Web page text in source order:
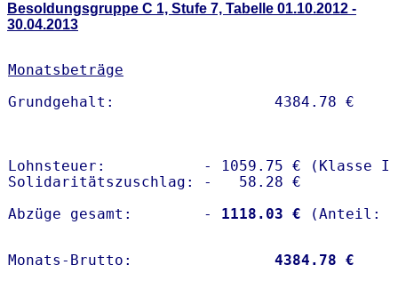
Besoldungsgruppe C 1, Stufe 7, Tabelle 01.10.2012 -
30.04.2013
Monatsbeträge
Lohnsteuer:           - 1059.75 € (Klasse I)
Solidaritätszuschlag: -   58.28 €
Abzüge gesamt:        -
1118.03 €
Monats-Brutto: 4384.78 €